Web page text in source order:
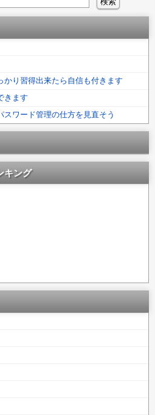
かり習得出来たら自信も付きます
きます
ワード管理の仕方を見直そう
キング